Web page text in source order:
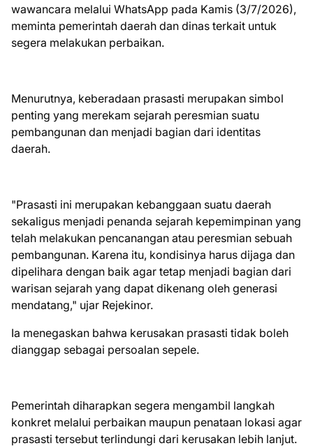
wawancara melalui WhatsApp pada Kamis (3/7/2026),
meminta pemerintah daerah dan dinas terkait untuk
segera melakukan perbaikan.
Menurutnya, keberadaan prasasti merupakan simbol
penting yang merekam sejarah peresmian suatu
pembangunan dan menjadi bagian dari identitas
daerah.
"Prasasti ini merupakan kebanggaan suatu daerah
sekaligus menjadi penanda sejarah kepemimpinan yang
telah melakukan pencanangan atau peresmian sebuah
pembangunan. Karena itu, kondisinya harus dijaga dan
dipelihara dengan baik agar tetap menjadi bagian dari
warisan sejarah yang dapat dikenang oleh generasi
mendatang," ujar Rejekinor.
Ia menegaskan bahwa kerusakan prasasti tidak boleh
dianggap sebagai persoalan sepele.
Pemerintah diharapkan segera mengambil langkah
konkret melalui perbaikan maupun penataan lokasi agar
prasasti tersebut terlindungi dari kerusakan lebih lanjut.